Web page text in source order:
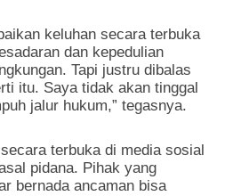
keluhan secara terbuka
dan kepedulian
Tapi justru dibalas
itu. Saya tidak akan tinggal
jalur hukum,” tegasnya.
terbuka di media sosial
pidana. Pihak yang
bernada ancaman bisa